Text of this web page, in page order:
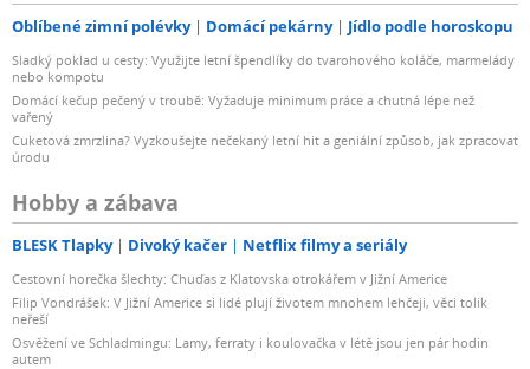
Oblíbené zimní polévky Domácí pekárny Jídlo podle horoskopu
Sladký poklad u cesty: Využijte letní špendlíky do tvarohového koláče, marmelády
nebo kompotu
Domácí kečup pečený v troubě: Vyžaduje minimum práce a chutná lépe než
vařený
Cuketová zmrzlina? Vyzkoušejte nečekaný letní hit a geniální způsob, jak zpracovat
úrodu
Hobby a zábava
BLESK Tlapky Divoký kačer Netflix filmy a seriály
Cestovní horečka šlechty: Chuďas z Klatovska otrokářem v Jižní Americe
Filip Vondrášek: V Jižní Americe si lidé plují životem mnohem lehčeji, věci tolik
neřeší
Osvěžení ve Schladmingu: Lamy, ferraty i koulovačka v létě jsou jen pár hodin
autem